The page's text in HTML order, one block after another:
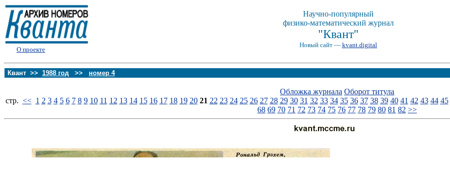
О проекте
Научно-популярный
физико-математический журнал
"Квант"
Новый сайт — kvant.digital
Квант >> 1988 год >> номер 4
Обложка журнала Оборот титула
стp. << 1 2 3 4 5 6 7 8 9 10 11 12 13 14 15 16 17 18 19 20 21 22 23 24 25 26 27 28 29 30 31 32 33 34 35 36 37 38 39 40 41 42 43 44 45
68 69 70 71 72 73 74 75 76 77 78 79 80 81 82 >>